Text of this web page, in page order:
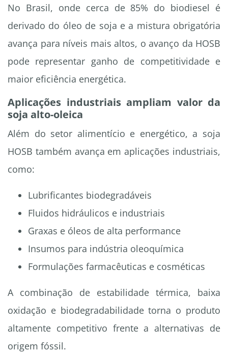
No Brasil, onde cerca de 85% do biodiesel é
derivado do óleo de soja e a mistura obrigatória
avança para níveis mais altos, o avanço da HOSB
pode representar ganho de competitividade e
maior eficiência energética.
Aplicações industriais ampliam valor da
soja alto-oleica
Além do setor alimentício e energético, a soja
HOSB também avança em aplicações industriais,
como:
Lubrificantes biodegradáveis
Fluidos hidráulicos e industriais
Graxas e óleos de alta performance
Insumos para indústria oleoquímica
Formulações farmacêuticas e cosméticas
A combinação de estabilidade térmica, baixa
oxidação e biodegradabilidade torna o produto
altamente competitivo frente a alternativas de
origem fóssil.